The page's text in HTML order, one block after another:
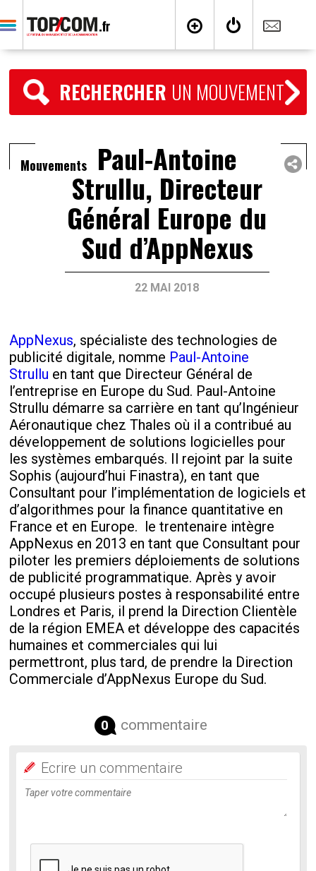
RECHERCHER UN MOUVEMENT
Mouvements Paul-Antoine
Strullu, Directeur
Général Europe du
Sud d’AppNexus
22 MAI 2018
AppNexus, spécialiste des technologies de
publicité digitale, nomme Paul-Antoine
Strullu en tant que Directeur Général de
l’entreprise en Europe du Sud. Paul-Antoine
Strullu démarre sa carrière en tant qu’Ingénieur
Aéronautique chez Thales où il a contribué au
développement de solutions logicielles pour
les systèmes embarqués. Il rejoint par la suite
Sophis (aujourd’hui Finastra), en tant que
Consultant pour l’implémentation de logiciels et
d’algorithmes pour la finance quantitative en
France et en Europe. le trentenaire intègre
AppNexus en 2013 en tant que Consultant pour
piloter les premiers déploiements de solutions
de publicité programmatique. Après y avoir
occupé plusieurs postes à responsabilité entre
Londres et Paris, il prend la Direction Clientèle
de la région EMEA et développe des capacités
humaines et commerciales qui lui
permettront, plus tard, de prendre la Direction
Commerciale d’AppNexus Europe du Sud.
0 commentaire
Ecrire un commentaire